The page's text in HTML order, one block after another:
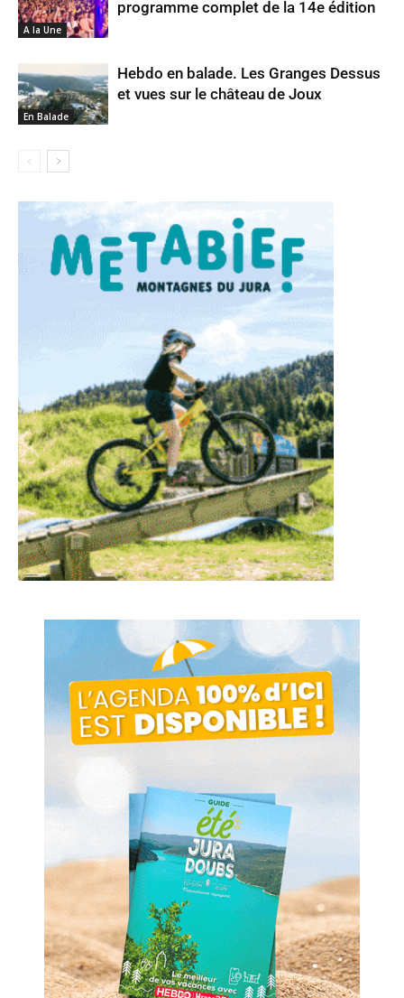
A la Une
programme complet de la 14e édition
En Balade
Hebdo en balade. Les Granges Dessus
et vues sur le château de Joux